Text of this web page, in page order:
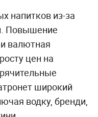
напитков из-за
Повышение
валютная
цен на
широкий
водку, бренди,